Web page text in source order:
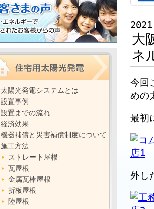
太陽光発電システムとは
設置事例
設置までの流れ
経済効果
機器補償と災害補償制度について
施工方法
ストレート屋根
瓦屋根
金属瓦棒屋根
折板屋根
陸屋根
大
ネ
今回
めの
最初
外し